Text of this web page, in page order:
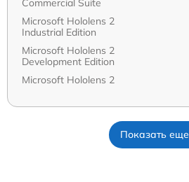
Microsoft Hololens 2
Industrial Edition
Microsoft Hololens 2
Development Edition
Microsoft Hololens 2
Показать еще